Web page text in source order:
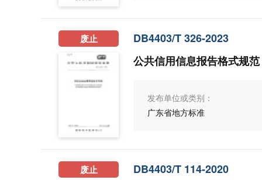
废止
DB4403/T 326-2023
公共信用信息报告格式规范
发布单位或类别：
广东省地方标准
废止
DB4403/T 114-2020